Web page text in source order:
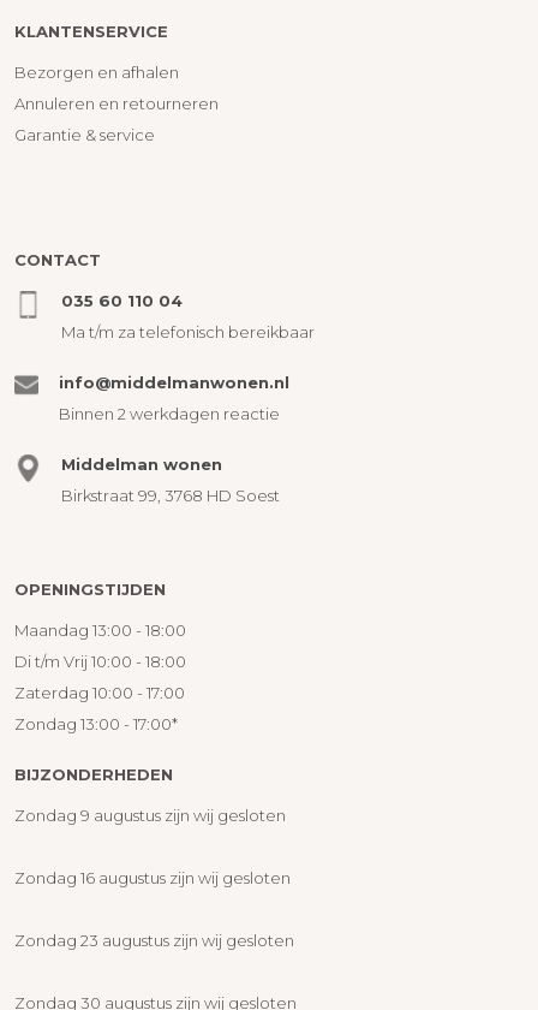
KLANTENSERVICE
Bezorgen en afhalen
Annuleren en retourneren
Garantie & service
CONTACT
035 60 110 04
Ma t/m za telefonisch bereikbaar
info@middelmanwonen.nl
Binnen 2 werkdagen reactie
Middelman wonen
Birkstraat 99, 3768 HD Soest
OPENINGSTIJDEN
Maandag 13:00 - 18:00
Di t/m Vrij 10:00 - 18:00
Zaterdag 10:00 - 17:00
Zondag 13:00 - 17:00*
BIJZONDERHEDEN
Zondag 9 augustus zijn wij gesloten
Zondag 16 augustus zijn wij gesloten
Zondag 23 augustus zijn wij gesloten
Zondag 30 augustus zijn wij gesloten